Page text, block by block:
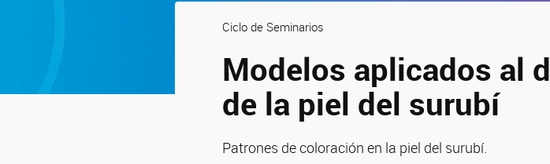
Ciclo de Seminarios
Modelos aplicados al
de la piel del surubí
Patrones de coloración en la piel del surubí.